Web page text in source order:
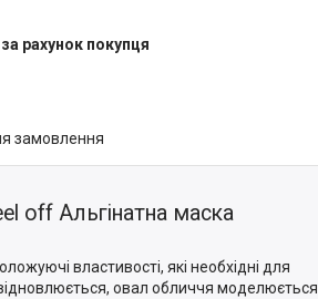
за рахунок покупця
замовлення
off Альгінатна маска
властивості, які необхідні для
овал обличчя моделюється